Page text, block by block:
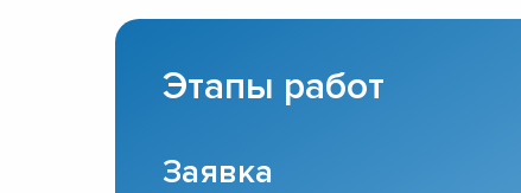
Этапы работ
Заявка